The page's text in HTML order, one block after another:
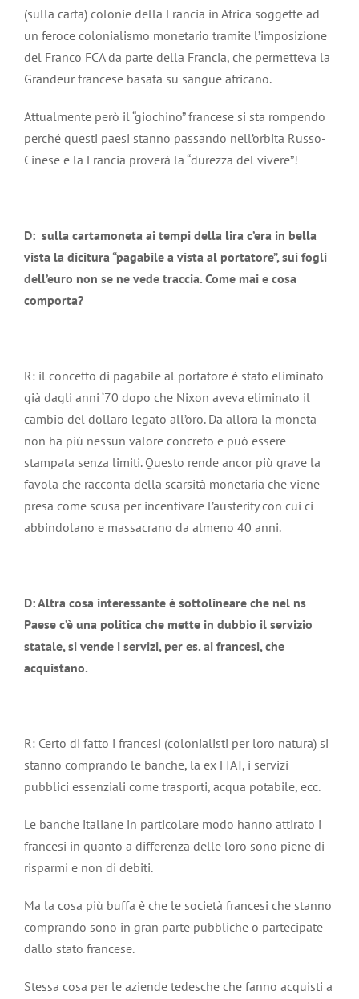
(sulla carta) colonie della Francia in Africa soggette ad
un feroce colonialismo monetario tramite l’imposizione
del Franco FCA da parte della Francia, che permetteva la
Grandeur francese basata su sangue africano.
Attualmente però il “giochino” francese si sta rompendo
perché questi paesi stanno passando nell’orbita Russo-
Cinese e la Francia proverà la “durezza del vivere”!
D: sulla cartamoneta ai tempi della lira c’era in bella
vista la dicitura “pagabile a vista al portatore”, sui fogli
dell’euro non se ne vede traccia. Come mai e cosa
comporta?
R: il concetto di pagabile al portatore è stato eliminato
già dagli anni ‘70 dopo che Nixon aveva eliminato il
cambio del dollaro legato all’oro. Da allora la moneta
non ha più nessun valore concreto e può essere
stampata senza limiti. Questo rende ancor più grave la
favola che racconta della scarsità monetaria che viene
presa come scusa per incentivare l’austerity con cui ci
abbindolano e massacrano da almeno 40 anni.
D: Altra cosa interessante è sottolineare che nel ns
Paese c’è una politica che mette in dubbio il servizio
statale, si vende i servizi, per es. ai francesi, che
acquistano.
R: Certo di fatto i francesi (colonialisti per loro natura) si
stanno comprando le banche, la ex FIAT, i servizi
pubblici essenziali come trasporti, acqua potabile, ecc.
Le banche italiane in particolare modo hanno attirato i
francesi in quanto a differenza delle loro sono piene di
risparmi e non di debiti.
Ma la cosa più buffa è che le società francesi che stanno
comprando sono in gran parte pubbliche o partecipate
dallo stato francese.
Stessa cosa per le aziende tedesche che fanno acquisti a